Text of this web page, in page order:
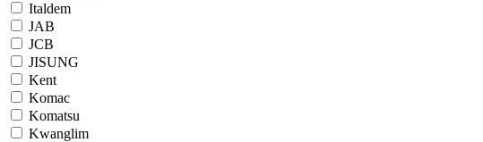
Italdem
JAB
JCB
JISUNG
Kent
Komac
Komatsu
Kwanglim